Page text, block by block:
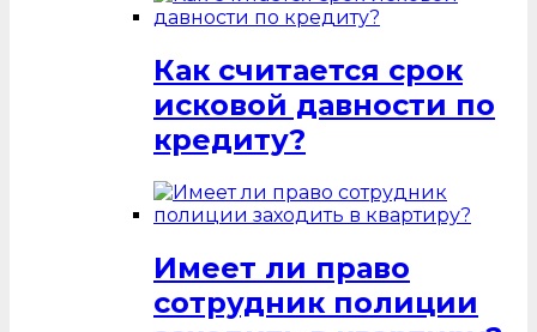
Как считается срок
исковой давности по
кредиту?
Имеет ли право
сотрудник полиции